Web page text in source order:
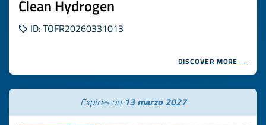
Clean Hydrogen
ID: TOFR20260331013
DISCOVER MORE →
Expires on 13 marzo 2027